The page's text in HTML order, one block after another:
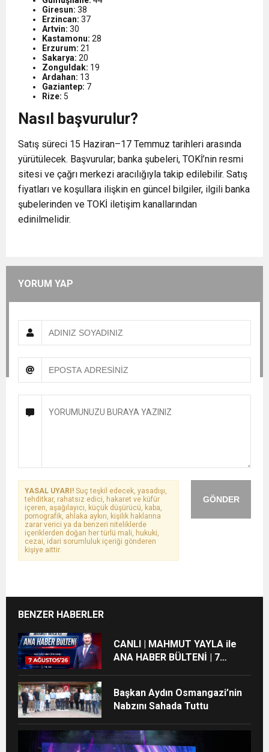
Giresun: 38
Erzincan: 37
Artvin: 30
Kastamonu: 28
Erzurum: 21
Sakarya: 20
Zonguldak: 19
Ardahan: 13
Gaziantep: 7
Rize: 5
Nasıl başvurulur?
Satış süreci 15 Haziran–17 Temmuz tarihleri arasında
yürütülecek. Başvurular; banka şubeleri, TOKİ’nin resmi
sitesi ve çağrı merkezi aracılığıyla takip edilebilir. Satış
fiyatları ve koşullara ilişkin en güncel bilgiler, ilgili banka
şubelerinden ve TOKİ iletişim kanallarından
edinilmelidir.
YORUM YAP
GÖNDER
YASAL UYARI! Suç teşkil edecek, yasadışı,
tehditkar, rahatsız edici, hakaret ve küfür
içeren, aşağılayıcı, küçük düşürücü, kaba,
pornografik, ahlaka aykırı, kişilik haklarına
zarar verici ya da benzeri niteliklerde
içeriklerden doğan her türlü mali, hukuki,
cezai, idari sorumluluk içeriği gönderen
kişiye aittir.
BENZER HABERLER
CANLI | MAHMUT YAYLA ile
ANA HABER BÜLTENİ | 7
Başkan Aydın Osmangazi’nin
Nabzını Sahada Tuttu